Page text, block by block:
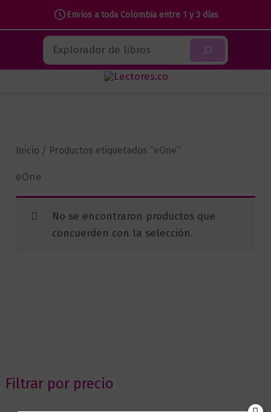
Envíos a toda Colombia entre 1 y 3 días
contenido
Buscar
Filtrar por precio
Inicio / Productos etiquetados “eOne”
eOne
No se encontraron productos que
concuerden con la selección.